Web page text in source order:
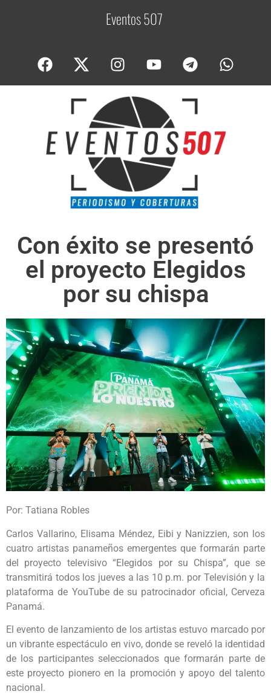
Eventos 507C
Con éxito se presentó
el proyecto Elegidos
por su chispa
Por: Tatiana Robles
Carlos Vallarino, Elisama Méndez, Eibi y Nanizzien, son los
cuatro artistas panameños emergentes que formarán parte
del proyecto televisivo “Elegidos por su Chispa”, que se
transmitirá todos los jueves a las 10 p.m. por Televisión y la
plataforma de YouTube de su patrocinador oficial, Cerveza
Panamá.
El evento de lanzamiento de los artistas estuvo marcado por
un vibrante espectáculo en vivo, donde se reveló la identidad
de los participantes seleccionados que formarán parte de
este proyecto pionero en la promoción y apoyo del talento
nacional.